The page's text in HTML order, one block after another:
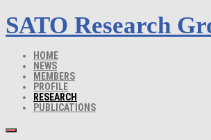
SATO Research
HOME
NEWS
MEMBERS
PROFILE
RESEARCH
PUBLICATIONS